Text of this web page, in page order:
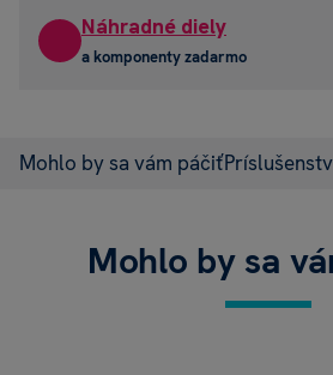
Náhradné diely
a komponenty zadarmo
Mohlo by sa vám páčiť
Mohlo by sa